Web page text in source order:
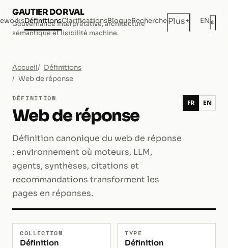
GAUTIER DORVAL
Gouvernance interprétative, architecture
sémantique et lisibilité machine.
DéfinitionsClarificationsBlogueRecherchePlus+ EN◐
Accueil
Définitions
Web de réponse
DÉFINITION
Web de réponse
Définition canonique du web de réponse
: environnement où moteurs, LLM,
agents, synthèses, citations et
recommandations transforment les
pages en réponses.
FR EN
COLLECTION
Définition
TYPE
Définition